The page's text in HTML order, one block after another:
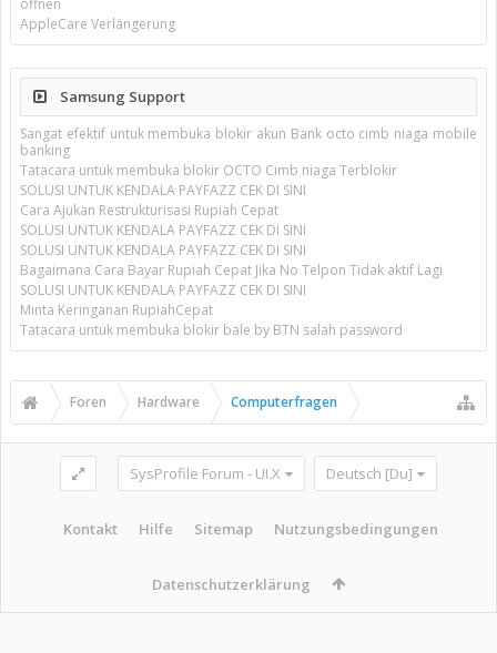
öffnen
AppleCare Verlängerung
Samsung Support
Sangat efektif untuk membuka blokir akun Bank octo cimb niaga mobile
banking
Tatacara untuk membuka blokir OCTO Cimb niaga Terblokir
SOLUSI UNTUK KENDALA PAYFAZZ CEK DI SINI
Cara Ajukan Restrukturisasi Rupiah Cepat
SOLUSI UNTUK KENDALA PAYFAZZ CEK DI SINI
SOLUSI UNTUK KENDALA PAYFAZZ CEK DI SINI
Bagaimana Cara Bayar Rupiah Cepat Jika No Telpon Tidak aktif Lagi
SOLUSI UNTUK KENDALA PAYFAZZ CEK DI SINI
Minta Keringanan RupiahCepat
Tatacara untuk membuka blokir bale by BTN salah password
Foren Hardware Computerfragen
SysProfile Forum - UI.X Deutsch [Du]
Kontakt Hilfe Sitemap Nutzungsbedingungen
Datenschutzerklärung